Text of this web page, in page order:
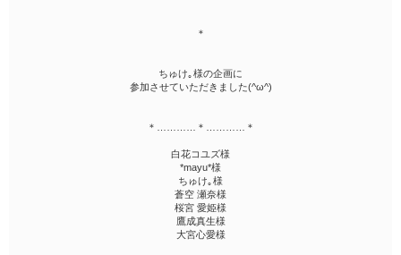
＊
ちゅけ｡様の企画に
参加させていただきました(^ω^)
＊…………＊…………＊
白花コユズ様
*mayu*様
ちゅけ｡様
蒼空 瀬奈様
桜宮 愛姫様
鷹成真生様
大宮心愛様